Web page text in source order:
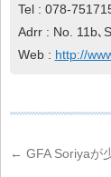
Tel : 078-
Adrr : No. 11b､
Web : http://
← GFA Soriyaが